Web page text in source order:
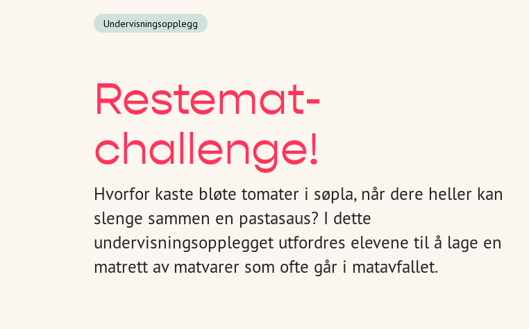
Undervisningsopplegg
Restemat-
challenge!
Hvorfor kaste bløte tomater i søpla, når dere heller kan
slenge sammen en pastasaus? I dette
undervisningsopplegget utfordres elevene til å lage en
matrett av matvarer som ofte går i matavfallet.